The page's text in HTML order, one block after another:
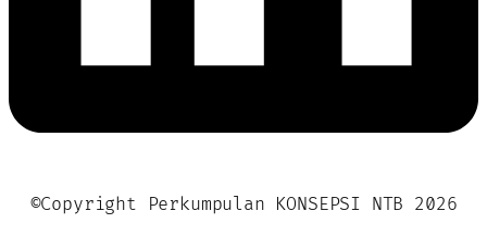
©Copyright Perkumpulan KONSEPSI NTB 2026